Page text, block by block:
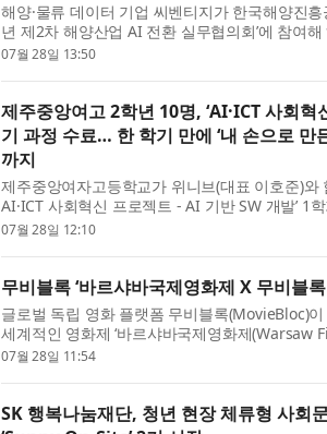
해양·물류 데이터 기업 씨벤티지가 한국해양진흥
년 제2차 해양산업 AI 전환 실무협의회’에 참여
와 AI 활용 기반 구축 방안을 발표했다. 씨벤티지
07월 28일 13:50
제주중앙여고 2학년 10명, ‘AI·ICT 사회혁
기 과정 수료… 한 학기 만에 ‘내 손으로 만
까지
제주중앙여자고등학교가 위니브(대표 이호준)와
AI·ICT 사회혁신 프로젝트 - AI 기반 SW 개발’ 1
12일 마무리됐다. 이 프로그램은 2학년 학생을
07월 28일 12:10
무비블록 ‘바르샤바국제영화제 X 무비블
글로벌 독립 영화 플랫폼 무비블록(MovieBloc)
세계적인 영화제 ‘바르샤바국제영화제(Warsaw
고 단독 온라인 특별전을 개최한다. 40여 년의
07월 28일 11:54
SK 행복나눔재단, 청년 현장 체류형 사회